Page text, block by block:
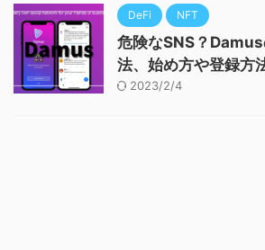
DeFi NFT
危険なSNS？
法、始め方や登録方
2023/2/4